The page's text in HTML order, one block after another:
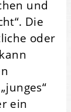
und
Die
oder
ein